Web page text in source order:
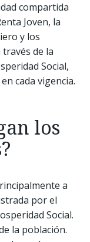
compartida
Joven, la
y los
de la
Social,
cada vigencia.
los
a
por el
Social.
la población.